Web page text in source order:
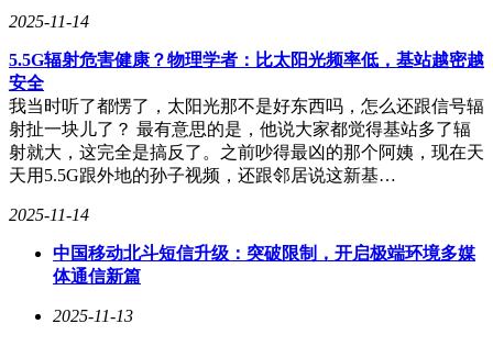
2025-11-14
5.5G辐射危害健康？物理学者：比太阳光频率低，基站越密越
安全
我当时听了都愣了，太阳光那不是好东西吗，怎么还跟信号辐
射扯一块儿了？ 最有意思的是，他说大家都觉得基站多了辐
射就大，这完全是搞反了。之前吵得最凶的那个阿姨，现在天
天用5.5G跟外地的孙子视频，还跟邻居说这新基…
2025-11-14
中国移动北斗短信升级：突破限制，开启极端环境多媒
体通信新篇
2025-11-13